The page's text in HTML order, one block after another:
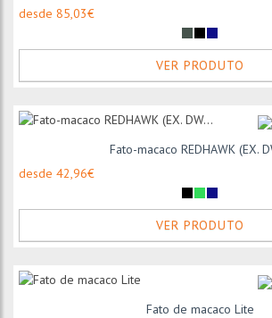
desde 85,03€
VER PRODUTO
Fato-macaco REDHAWK (EX.
desde 42,96€
VER PRODUTO
Fato de macaco Lite